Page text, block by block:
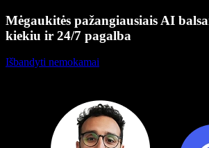
Mėgaukitės pažangiausiais AI
kiekiu ir 24/7 pagalba
Išbandyti nemokamai